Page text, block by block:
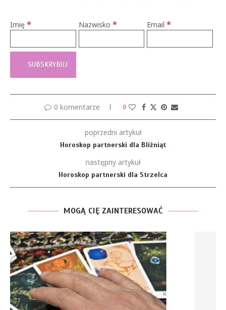
Imię * Nazwisko * Email*
0 komentarze 0
poprzedni artykuł
Horoskop partnerski dla Bliźniąt
następny artykuł
Horoskop partnerski dla Strzelca
MOGĄ CIĘ ZAINTERESOWAĆ